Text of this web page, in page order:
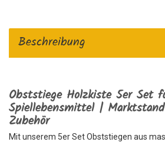
Beschreibung
Obststiege Holzkiste 5er Set
Spiellebensmittel |
Zubehör
Mit unserem 5er Set Obststiegen aus